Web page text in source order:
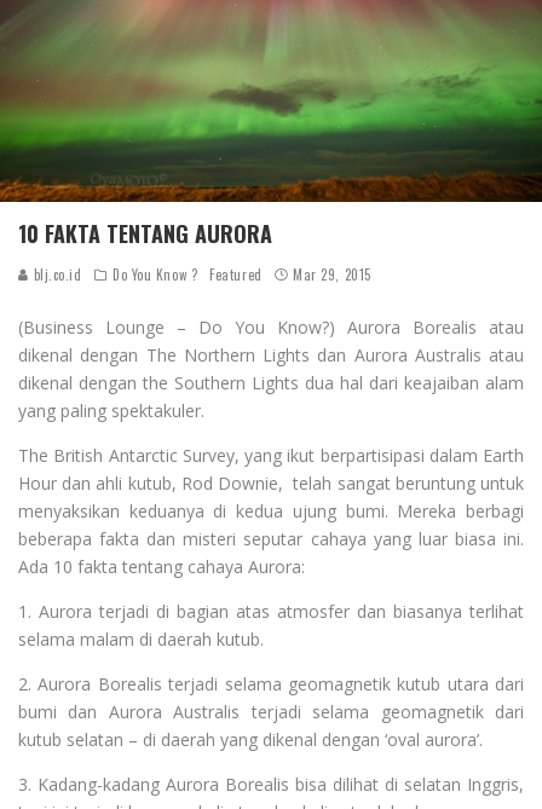
10 FAKTA TENTANG AURORA
blj.co.id Do You Know ? Featured Mar 29, 2015
(Business Lounge – Do You Know?) Aurora Borealis atau
dikenal dengan The Northern Lights dan Aurora Australis atau
dikenal dengan the Southern Lights dua hal dari keajaiban alam
yang paling spektakuler.
The British Antarctic Survey, yang ikut berpartisipasi dalam Earth
Hour dan ahli kutub, Rod Downie, telah sangat beruntung untuk
menyaksikan keduanya di kedua ujung bumi. Mereka berbagi
beberapa fakta dan misteri seputar cahaya yang luar biasa ini.
Ada 10 fakta tentang cahaya Aurora:
1. Aurora terjadi di bagian atas atmosfer dan biasanya terlihat
selama malam di daerah kutub.
2. Aurora Borealis terjadi selama geomagnetik kutub utara dari
bumi dan Aurora Australis terjadi selama geomagnetik dari
kutub selatan – di daerah yang dikenal dengan ‘oval aurora’.
3. Kadang-kadang Aurora Borealis bisa dilihat di selatan Inggris,